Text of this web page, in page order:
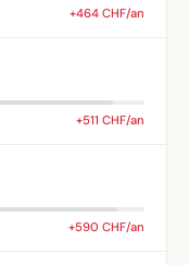
+464 CHF/an
+511 CHF/an
+590 CHF/an